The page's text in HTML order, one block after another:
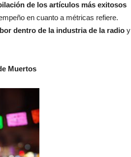
de los artículos más exitosos
en cuanto a métricas refiere.
dentro de la industria de la radio y
Muertos